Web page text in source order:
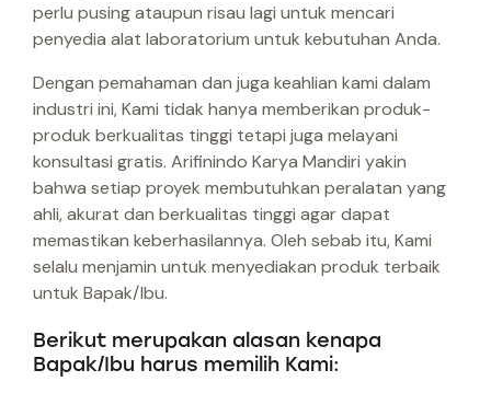
perlu pusing ataupun risau lagi untuk mencari
penyedia alat laboratorium untuk kebutuhan Anda.
Dengan pemahaman dan juga keahlian kami dalam
industri ini, Kami tidak hanya memberikan produk-
produk berkualitas tinggi tetapi juga melayani
konsultasi gratis. Arifinindo Karya Mandiri yakin
bahwa setiap proyek membutuhkan peralatan yang
ahli, akurat dan berkualitas tinggi agar dapat
memastikan keberhasilannya. Oleh sebab itu, Kami
selalu menjamin untuk menyediakan produk terbaik
untuk Bapak/Ibu.
Berikut merupakan alasan kenapa
Bapak/Ibu harus memilih Kami: